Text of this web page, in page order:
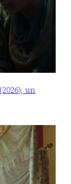
un